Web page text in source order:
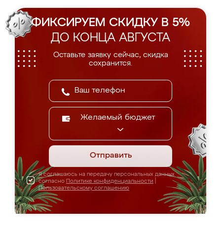
ФИКСИРУЕМ СКИДКУ В 5%
ДО КОНЦА АВГУСТА
Оставьте заявку сейчас, скидка
сохранится.
Желаемый бюджет
Отправить
Я соглашаюсь на передачу персональных данных
согласно Политике конфиденциальности
Пользовательскому соглашению